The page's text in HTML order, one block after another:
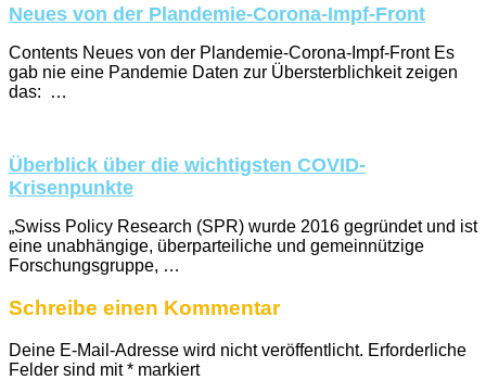
Neues von der Plandemie-Corona-Impf-Front
Contents Neues von der Plandemie-Corona-Impf-Front Es
gab nie eine Pandemie Daten zur Übersterblichkeit zeigen
das: …
Überblick über die wichtigsten COVID-
Krisenpunkte
„Swiss Policy Research (SPR) wurde 2016 gegründet und ist
eine unabhängige, überparteiliche und gemeinnützige
Forschungsgruppe, …
Schreibe einen Kommentar
Deine E-Mail-Adresse wird nicht veröffentlicht. Erforderliche
Felder sind mit* markiert